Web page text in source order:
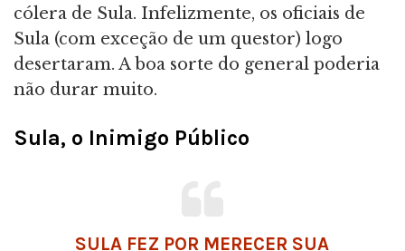
cólera de Sula. Infelizmente, os oficiais de
Sula (com exceção de um questor) logo
desertaram. A boa sorte do general poderia
não durar muito.
Sula, o Inimigo Público
SULA FEZ POR MERECER SUA